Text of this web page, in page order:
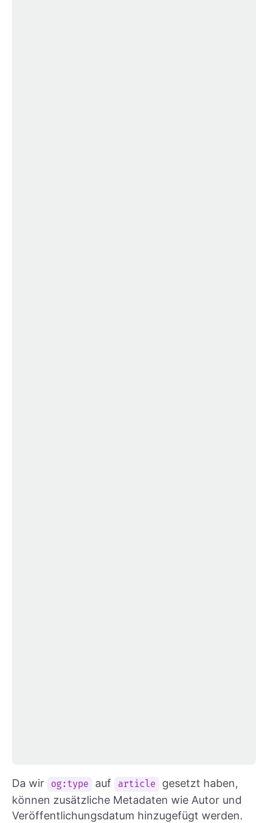
Da wir og:type auf article
gesetzt haben,
können zusätzliche Metadaten wie Autor und
Veröffentlichungsdatum hinzugefügt werden.